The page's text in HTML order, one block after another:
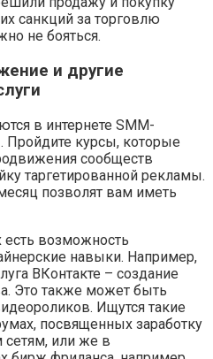
санкций за торговлю
не бояться.
и другие
в интернете SMM-
Пройдите курсы, которые
сообществ
таргетированной рекламы.
позволят вам иметь
есть возможность
навыки. Например,
ВКонтакте – создание
Это также может быть
Ищутся такие
посвященных заработку
сетям, или же в